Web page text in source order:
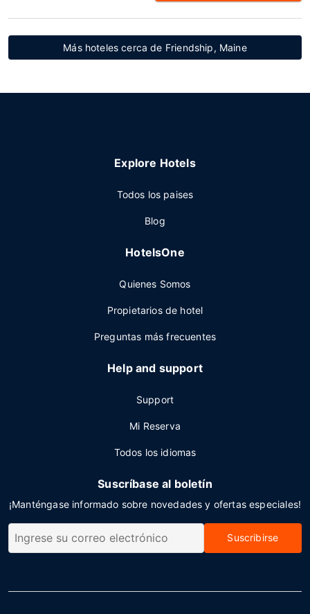
Más hoteles cerca de Friendship, Maine
Explore Hotels
Todos los paises
Blog
HotelsOne
Quienes Somos
Propietarios de hotel
Preguntas más frecuentes
Help and support
Support
Mi Reserva
Todos los idiomas
Suscríbase al boletín
¡Manténgase informado sobre novedades y ofertas especiales!
Suscribirse